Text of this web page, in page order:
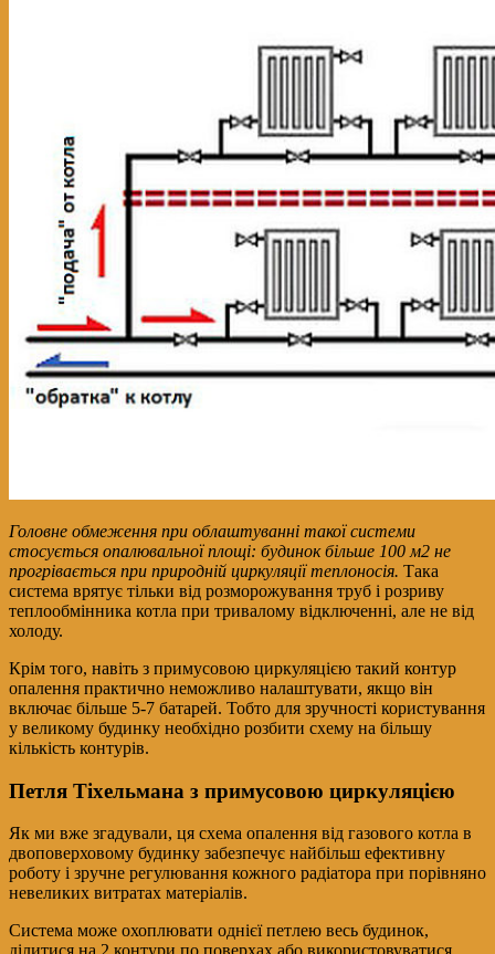
Головне обмеження при облаштуванні такої системи
стосується опалювальної площі: будинок більше 100 м2 не
прогрівається при природній циркуляції теплоносія. Така
система врятує тільки від розморожування труб і розриву
теплообмінника котла при тривалому відключенні, але не від
холоду.
Крім того, навіть з примусовою циркуляцією такий контур
опалення практично неможливо налаштувати, якщо він
включає більше 5-7 батарей. Тобто для зручності користування
у великому будинку необхідно розбити схему на більшу
кількість контурів.
Петля Тіхельмана з примусовою циркуляцією
Як ми вже згадували, ця схема опалення від газового котла в
двоповерховому будинку забезпечує найбільш ефективну
роботу і зручне регулювання кожного радіатора при порівняно
невеликих витратах матеріалів.
Система може охоплювати однієї петлею весь будинок,